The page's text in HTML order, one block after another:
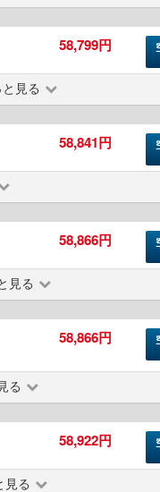
58,799円
見る
58,841円
58,866円
見る
58,866円
る
58,922円
見る